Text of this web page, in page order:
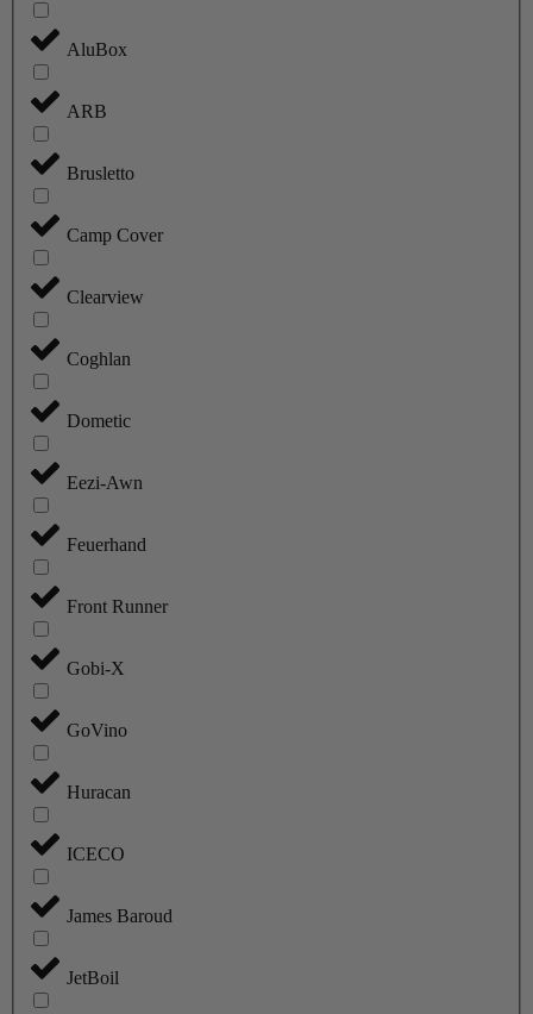
AluBox
ARB
Brusletto
Camp Cover
Clearview
Coghlan
Dometic
Eezi-Awn
Feuerhand
Front Runner
Gobi-X
GoVino
Huracan
ICECO
James Baroud
JetBoil